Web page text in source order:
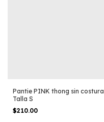
Pantie PINK thong sin costura
Talla S
$210.00